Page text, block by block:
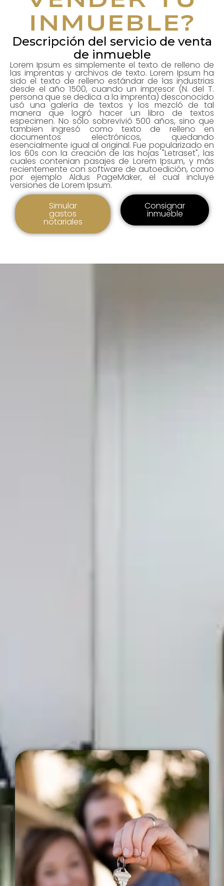
INMUEBLE?
Descripción del servicio de venta
de inmueble
Lorem Ipsum es simplemente el texto de relleno de
las imprentas y archivos de texto. Lorem Ipsum ha
sido el texto de relleno estándar de las industrias
desde el año 1500, cuando un impresor (N. del T.
persona que se dedica a la imprenta) desconocido
usó una galería de textos y los mezcló de tal
manera que logró hacer un libro de textos
especimen. No sólo sobrevivió 500 años, sino que
tambien ingresó como texto de relleno en
documentos electrónicos, quedando
esencialmente igual al original. Fue popularizado en
los 60s con la creación de las hojas "Letraset", las
cuales contenian pasajes de Lorem Ipsum, y más
recientemente con software de autoedición, como
por ejemplo Aldus PageMaker, el cual incluye
versiones de Lorem Ipsum.
Simular
gastos
notariales
Consignar
inmueble